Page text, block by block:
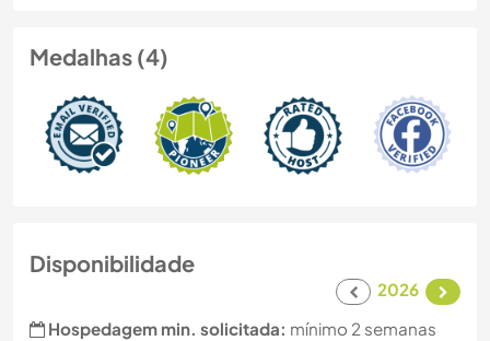
Medalhas (4)
Disponibilidade
2026
Hospedagem min. solicitada: mínimo 2 semanas